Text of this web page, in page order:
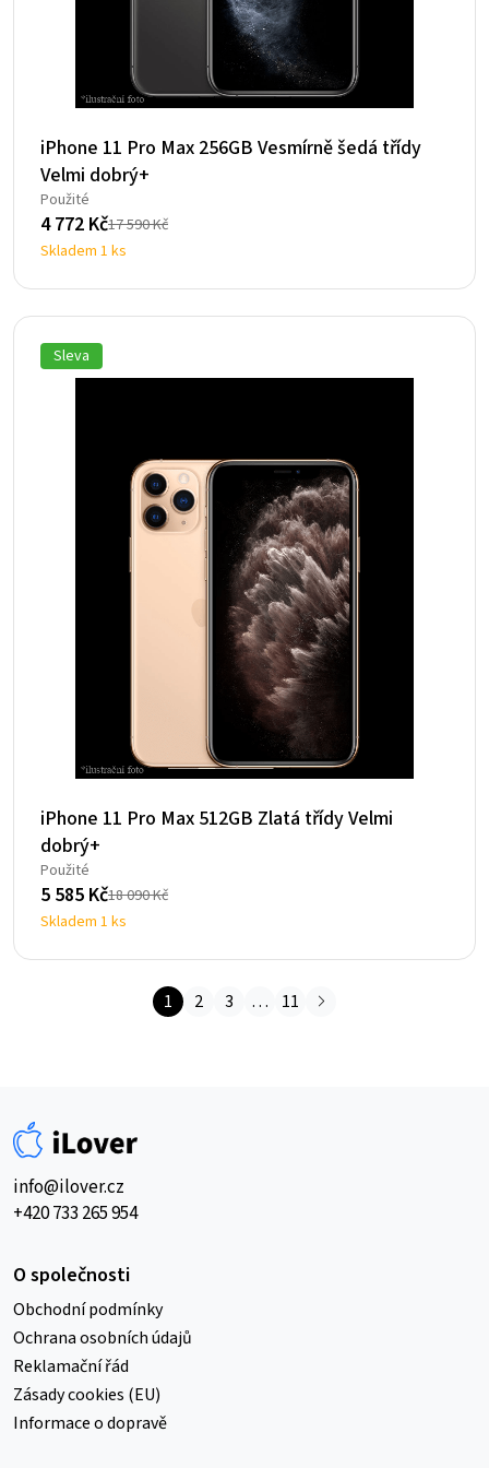
iPhone 11 Pro Max 256GB Vesmírně šedá třídy
Velmi dobrý+
Použité
17 590Kč
Původní
cena
byla:
17
590 Kč.
4 772 Kč
Aktuální
cena
je:
4
772 Kč.
Skladem 1 ks
Sleva
iPhone 11 Pro Max 512GB Zlatá třídy Velmi
dobrý+
Použité
18 090Kč
Původní
cena
byla:
5 585 Kč
Aktuální
cena
je:
Skladem 1 ks
1 2 3 … 11
info@ilover.cz
+420 733 265 954
O společnosti
Obchodní podmínky
Ochrana osobních údajů
Reklamační řád
Zásady cookies (EU)
Informace o dopravě